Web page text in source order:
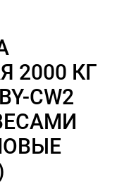
2000 КГ
CW2